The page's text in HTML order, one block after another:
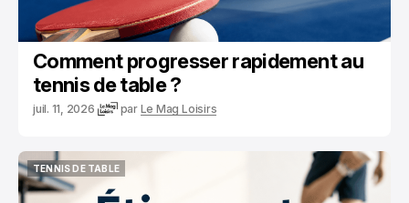
Comment progresser rapidement au
tennis de table ?
juil. 11, 2026 par Le Mag Loisirs
TENNIS DE TABLE
TENNIS DE TABLE